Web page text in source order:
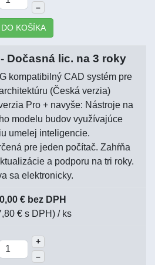
–
DO KOŠÍKA
Dočasná lic. na 3 roky
kompatibilný CAD systém pre
(Česká verzia)
Pro + navyše: Nástroje na
modelu budov využívajúce
umelej inteligencie.
pre jeden počítač. Zahŕňa
a podporu na tri roky.
sa elektronicky.
€ bez DPH
€ s DPH) / ks
+
–